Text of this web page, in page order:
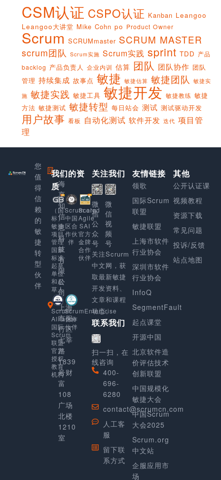
CSM认证 CSPO认证 Kanban Leangoo
Leangoo大讲堂 Mike Cohn po Product Owner
Scrum SCRUMmaster SCRUM MASTER
scrum团队 Scrum实施 Scrum实践 sprint TDD 产品
backlog 产品负责人 企业内训 估算 团队 团队协作 团队
管理 持续集成 故事点 敏捷 敏捷估算 敏捷团队 敏捷实
施 敏捷实践 敏捷工具 敏捷开发 敏捷教练 敏捷
方法 敏捷测试 敏捷转型 每日站会 测试 测试驱动开发
用户故事 看板 自动化测试 软件开发 迭代 项目管
理
您
值
得
信
赖
的
敏
捷
转
型
伙
伴
上
海
享
知
信
息
科
技
有
限
公
司
上海
市闵
行区
七莘
路
1839
号财
富
108
广场
北楼
1210
室
我们的资
质
（国
标）
敏捷
项目
管理
国家
标准
起草
单位
和起
草人
Scrum.org
中国
区合
作伙
伴
Scaled
Agile
SAI
官方
金牌
合作
伙伴
Scrum
Alliance
国际
Scrum
联盟
官方
授权
教育
机构
ScrumEnterprise
合作
伙伴
关注我们
微
信
公
众
号
微
信
视
频
号
关注Scrurm
中文网，获
取最新敏捷
开发资料、
文章和课程
动态。
联系我们
扫一扫，在
线咨询
400-
696-
6280
contact@scrumcn.com
人工客
服
留下联
系方式
友情链接
领歌
国际Scrum
联盟
敏捷联盟
上海市软件
行业协会
深圳市软件
行业协会
InfoQ
SegmentFault
起点课堂
开源中国
北京软件造
价评估技术
创新联盟
中国规模化
敏捷大会
中国Scrum
大会2025
Scrum.org
中文站
企服应用市
场
其他
公开认证课
视频教程
资源下载
常见问题
投诉/反馈
站点地图